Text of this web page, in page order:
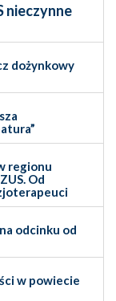
nieczynne
dożynkowy
regionu
Od
odcinku od
w powiecie